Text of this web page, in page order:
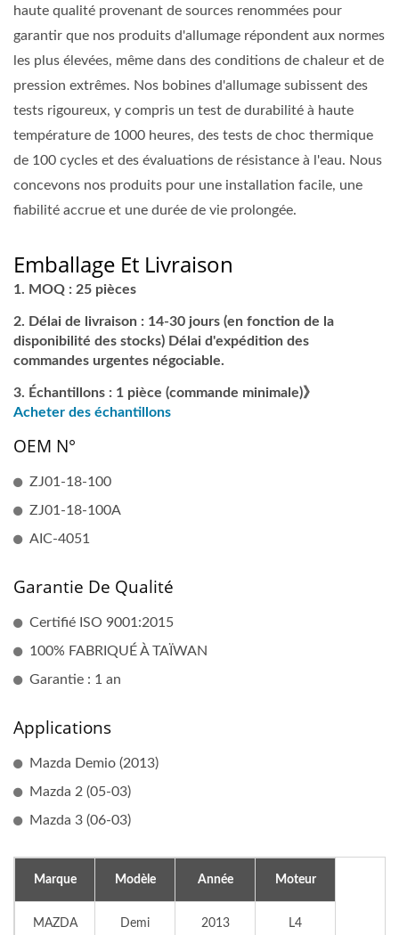
haute qualité provenant de sources renommées pour
garantir que nos produits d'allumage répondent aux normes
les plus élevées, même dans des conditions de chaleur et de
pression extrêmes. Nos bobines d'allumage subissent des
tests rigoureux, y compris un test de durabilité à haute
température de 1000 heures, des tests de choc thermique
de 100 cycles et des évaluations de résistance à l'eau. Nous
concevons nos produits pour une installation facile, une
fiabilité accrue et une durée de vie prolongée.
Emballage Et Livraison
MOQ : 25 pièces
Délai de livraison : 14-30 jours (en fonction de la
disponibilité des stocks) Délai d'expédition des
commandes urgentes négociable.
Échantillons : 1 pièce (commande minimale)》
Acheter des échantillons
OEM N°
ZJ01-18-100
ZJ01-18-100A
AIC-4051
Garantie De Qualité
Certifié ISO 9001:2015
100% FABRIQUÉ À TAÏWAN
Garantie : 1 an
Applications
Mazda Demio (2013)
Mazda 2 (05-03)
Mazda 3 (06-03)
Marque Modèle Année Moteur
MAZDA Demi 2013 L4